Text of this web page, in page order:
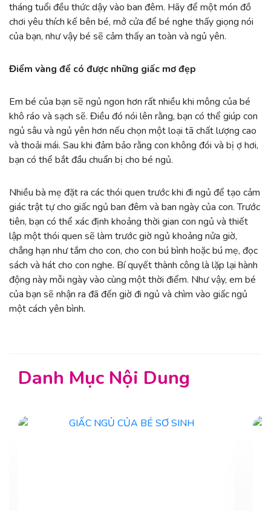
tháng tuổi đều thức dậy vào ban đêm. Hãy để một món đồ
chơi yêu thích kế bên bé, mở cửa để bé nghe thấy giọng nói
của bạn, như vậy bé sẽ cảm thấy an toàn và ngủ yên.
Điểm vàng để có được những giấc mơ đẹp
Em bé của bạn sẽ ngủ ngon hơn rất nhiều khi mông của bé
khô ráo và sạch sẽ. Điều đó nói lên rằng, bạn có thể giúp con
ngủ sâu và ngủ yên hơn nếu chọn một loại tã chất lượng cao
và thoải mái. Sau khi đảm bảo rằng con không đói và bị ợ hơi,
bạn có thể bắt đầu chuẩn bị cho bé ngủ.
Nhiều bà mẹ đặt ra các thói quen trước khi đi ngủ để tạo cảm
giác trật tự cho giấc ngủ ban đêm và ban ngày của con. Trước
tiên, bạn có thể xác định khoảng thời gian con ngủ và thiết
lập một thói quen sẽ làm trước giờ ngủ khoảng nửa giờ,
chẳng hạn như tắm cho con, cho con bú bình hoặc bú mẹ, đọc
sách và hát cho con nghe. Bí quyết thành công là lặp lại hành
động này mỗi ngày vào cùng một thời điểm. Như vậy, em bé
của bạn sẽ nhận ra đã đến giờ đi ngủ và chìm vào giấc ngủ
một cách yên bình.
Danh Mục Nội Dung